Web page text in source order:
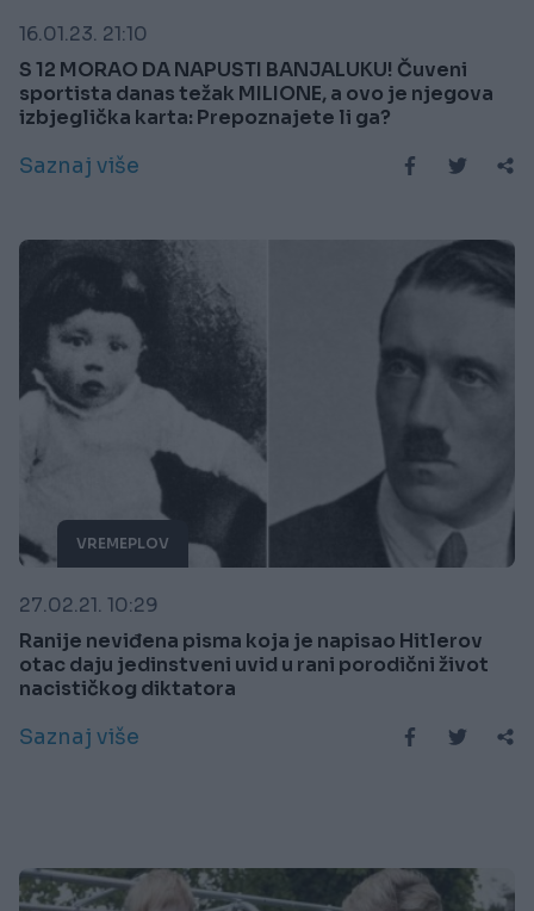
16.01.23. 21:10
S 12 MORAO DA NAPUSTI BANJALUKU! Čuveni
sportista danas težak MILIONE, a ovo je njegova
izbjeglička karta: Prepoznajete li ga?
Saznaj više
VREMEPLOV
27.02.21. 10:29
Ranije neviđena pisma koja je napisao Hitlerov
otac daju jedinstveni uvid u rani porodični život
nacističkog diktatora
Saznaj više